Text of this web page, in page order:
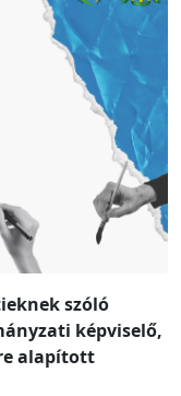
szóló
képviselő,
alapított